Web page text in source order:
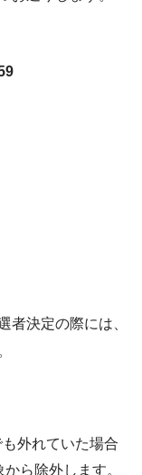
者決定の際には、
外れていた場合
ら除外します。